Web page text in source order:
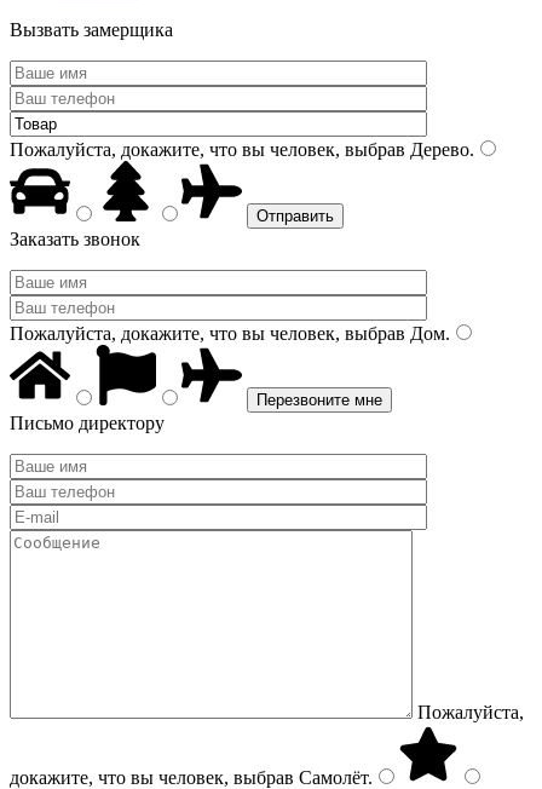
Вызвать замерщика
Пожалуйста, докажите, что вы человек, выбрав Дерево.
Заказать звонок
Пожалуйста, докажите, что вы человек, выбрав Дом.
Письмо директору
Пожалуйста,
докажите, что вы человек, выбрав Самолёт.